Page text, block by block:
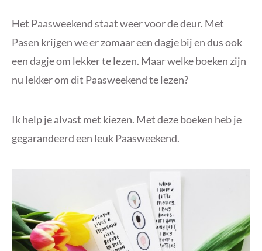
Het Paasweekend staat weer voor de deur. Met
Pasen krijgen we er zomaar een dagje bij en dus ook
een dagje om lekker te lezen. Maar welke boeken zijn
nu lekker om dit Paasweekend te lezen?
Ik help je alvast met kiezen. Met deze boeken heb je
gegarandeerd een leuk Paasweekend.